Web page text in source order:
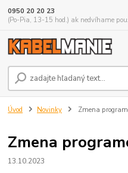
0950 20 20 23
(Po-Pia, 13-15 hod.) ak nedvíhame
Úvod Novinky Zmena
Zmena
13.10.2023